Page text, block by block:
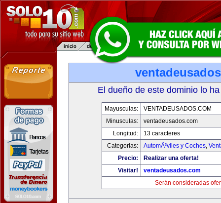
El dueño de este dominio lo
Mayusculas:
VENTADEUSADOS.COM
Minusculas:
ventadeusados.com
Longitud:
13 caracteres
Categorias:
AutomÃ³viles y Coches,
Precio:
Realizar una oferta!
Visitar!
ventadeusados.com
Serán consideradas